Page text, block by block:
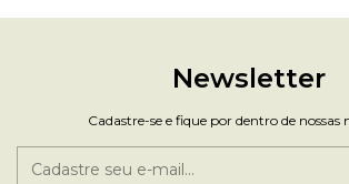
Newsletter
Cadastre-se e fique por dentro de nossas